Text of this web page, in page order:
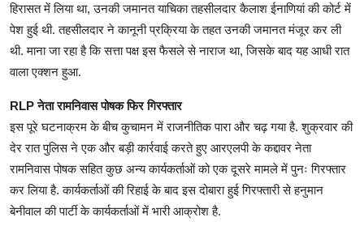
हिरासत में लिया था, उनकी जमानत याचिका तहसीलदार कैलाश ईनाणियां की कोर्ट में
पेश हुई थी. तहसीलदार ने कानूनी प्रक्रिया के तहत उनकी जमानत मंजूर कर ली
थी. माना जा रहा है कि सत्ता पक्ष इस फैसले से नाराज था, जिसके बाद यह आधी रात
वाला एक्शन हुआ.
RLP नेता रामनिवास पोषक फिर गिरफ्तार
इस पूरे घटनाक्रम के बीच कुचामन में राजनीतिक पारा और चढ़ गया है. शुक्रवार की
देर रात पुलिस ने एक और बड़ी कार्रवाई करते हुए आरएलपी के कद्दावर नेता
रामनिवास पोषक सहित कुछ अन्य कार्यकर्ताओं को एक दूसरे मामले में पुनः गिरफ्तार
कर लिया है. कार्यकर्ताओं की रिहाई के बाद इस दोबारा हुई गिरफ्तारी से हनुमान
बेनीवाल की पार्टी के कार्यकर्ताओं में भारी आक्रोश है.